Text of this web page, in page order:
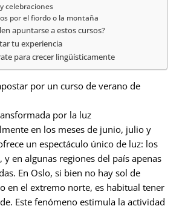
celebraciones
por el fiordo o la montaña
apuntarse a estos cursos?
tu experiencia
para crecer lingüísticamente
por un curso de verano de
por la luz
en los meses de junio, julio y
un espectáculo único de luz: los
y en algunas regiones del país apenas
En Oslo, si bien no hay sol de
en el extremo norte, es habitual tener
Este fenómeno estimula la actividad